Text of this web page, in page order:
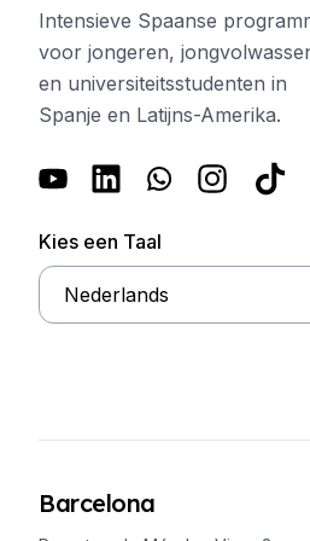
30-49
Online
50+ jaar
Meer
Intensieve Spaanse
voor jongeren,
en universiteitsstudenten in
Spanje en Latijns-Amerika.
Kies een Taal
Barcelona